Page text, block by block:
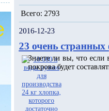
Всего: 2793
2016-12-23
23 очень странных
Знаете ли вы, что если
покрова будет